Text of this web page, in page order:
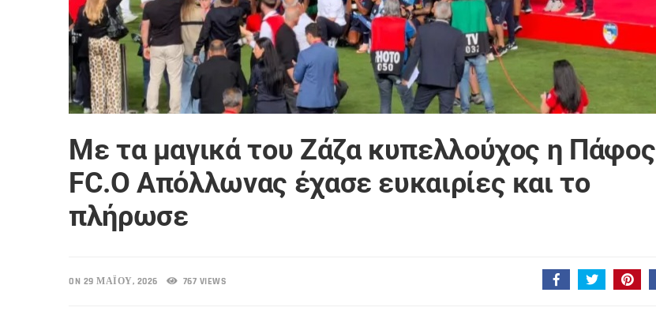
Με τα μαγικά του Ζάζα κυπελλούχος η Πάφος
FC.O Απόλλωνας έχασε ευκαιρίες και το
πλήρωσε
ON 29 ΜΑΪ́ΟΥ, 2026 767 VIEWS